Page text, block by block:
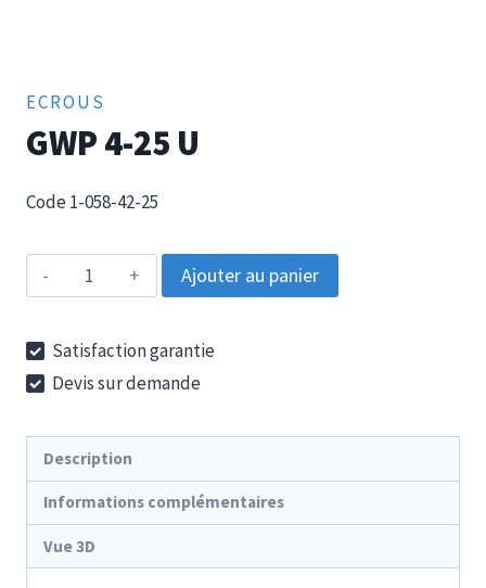
ECROUS
GWP 4-25 U
Code 1-058-42-25
quantité
de
4-
25
Ajouter au panier
Satisfaction garantie
Devis sur demande
Description
Informations complémentaires
Vue 3D